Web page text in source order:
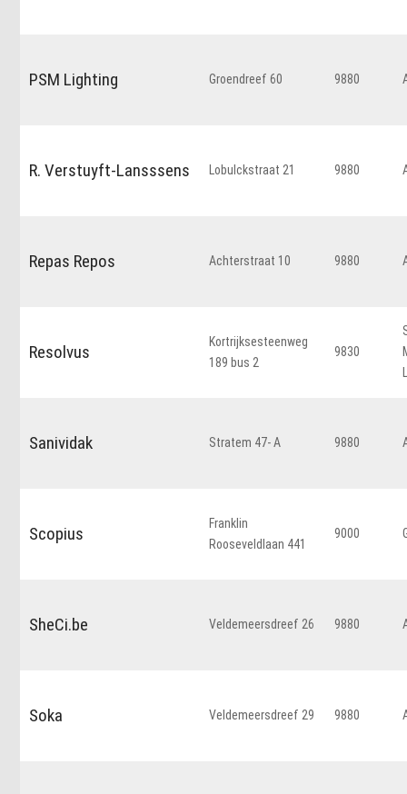
PSM Lighting Groendreef 60 9880
R. Verstuyft-Lansssens Lobulckstraat 21 9880
Repas Repos Achterstraat 10 9880
Resolvus
Kortrijksesteenweg
189 bus 2
9830
Sanividak Stratem 47- A 9880
Scopius
Franklin
Rooseveldlaan 441
9000
SheCi.be Veldemeersdreef 26 9880
Soka Veldemeersdreef 29 9880